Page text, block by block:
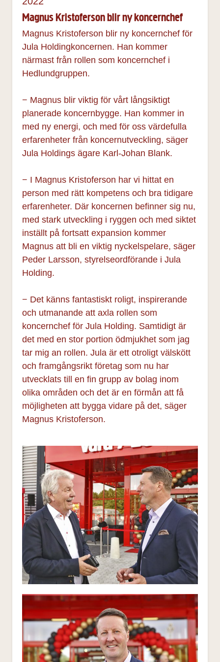
Magnus Kristoferson blir ny koncernchef
Magnus Kristoferson blir ny koncernchef för
Jula Holdingkoncernen. Han kommer
närmast från rollen som koncernchef i
Hedlundgruppen.
− Magnus blir viktig för vårt långsiktigt
planerade koncernbygge. Han kommer in
med ny energi, och med för oss värdefulla
erfarenheter från koncernutveckling, säger
Jula Holdings ägare Karl-Johan Blank.
− I Magnus Kristoferson har vi hittat en
person med rätt kompetens och bra tidigare
erfarenheter. Där koncernen befinner sig nu,
med stark utveckling i ryggen och med siktet
inställt på fortsatt expansion kommer
Magnus att bli en viktig nyckelspelare, säger
Peder Larsson, styrelseordförande i Jula
Holding.
− Det känns fantastiskt roligt, inspirerande
och utmanande att axla rollen som
koncernchef för Jula Holding. Samtidigt är
det med en stor portion ödmjukhet som jag
tar mig an rollen. Jula är ett otroligt välskött
och framgångsrikt företag som nu har
utvecklats till en fin grupp av bolag inom
olika områden och det är en förmån att få
möjligheten att bygga vidare på det, säger
Magnus Kristoferson.